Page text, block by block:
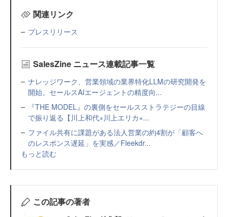
関連リンク
プレスリリース
SalesZine ニュース連載記事一覧
ナレッジワーク、営業領域の業界特化LLMの研究開発を
開始。セールスAIエージェントの精度向...
『THE MODEL』の裏側をセールスストラテジーの目線
で振り返る【川上和代×川上エリカ×...
ファイル共有に課題がある法人営業の約4割が「顧客へ
のレスポンス遅延」を実感／Fleekdr...
もっと読む
この記事の著者